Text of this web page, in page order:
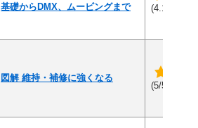
基礎からDMX、ムービングまで
(4.1/5)
図解 維持・補修に強くなる
(5/5)